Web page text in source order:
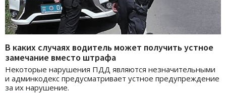
В каких случаях водитель может получить устное
замечание вместо штрафа
Некоторые нарушения ПДД являются незначительными
и админкодекс предусматривает устное предупреждение
за их нарушение.